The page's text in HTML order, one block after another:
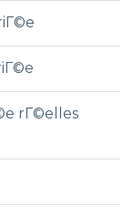
rГ©elles